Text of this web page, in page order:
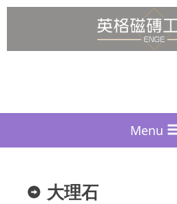
Menu
大理石